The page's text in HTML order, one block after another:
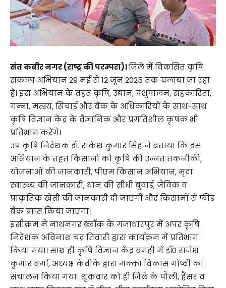
संत कबीर नगर (राष्ट्र की परम्परा)।जिले में विकसित कृषि
संकल्प अभियान 29 मई से 12 जून 2025 तक चलाया जा रहा
है। इस अभियान के तहत कृषि, उद्यान, पशुपालन, सहकारिता,
गन्ना, मत्स्य, सिचाई और बैंक के अधिकारियों के साथ-साथ
कृषि विज्ञान केंद्र के वैज्ञानिक और प्रगतिशील कृषक भी
प्रतिभाग करेंगे।
उप कृषि निदेशक डॉ. राकेश कुमार सिंह ने बताया कि इस
अभियान के तहत किसानों को कृषि की उन्नत तकनीकी,
योजनाओं की जानकारी, पीएम किसान अभियान, मृदा
स्वास्थ्य की जानकारी, धान की सीधी बुवाई, जैविक व
प्राकृतिक खेती की जानकारी दी जाएगी और किसानों से फीड
बैक प्राप्त किया जाएगा।
इसीक्रम में नाथनगर ब्लॉक के गजाधारपुर में अपर कृषि
निदेशक अविनाश चंद्र तिवारी द्वारा कार्यक्रम में प्रतिभाग
किया गया। साथ ही कृषि विज्ञान केंद्र बगही में डॉ0 राजेश
कुमार वर्मा, अध्यक्ष केवीके द्वारा मक्का विकास गोष्ठी का
संचालन किया गया। शुक्रवार को ही जिले के पौली, हैंसर व